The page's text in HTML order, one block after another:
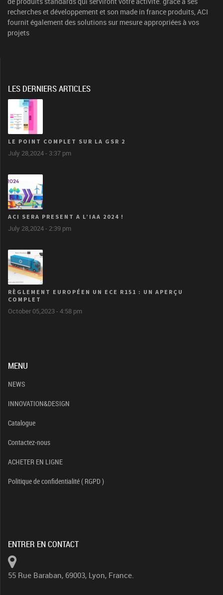
recherches et développement et son made in france produits, ACI
fournit également des solutions sur mesure appropriées à vos
projets
LES DERNIERS ARTICLES
LE POINT COMPLET SUR LA GSR 2
July 28,2024 - 3:37 pm
ACI SERA PRESENT A L’IAA 2024 !
July 28,2024 - 2:39 pm
RÈGLEMENT EUROPÉEN UN ECE R151 : UN APERÇU
COMPLET
October 05,2023 - 4:58 pm
MENU
NEWS
INNOVATION&DESIGN
Catalogue
Contactez-nous
ACHETER EN LIGNE
Politique de confidentialité ( RGPD )
ENTRER EN CONTACT
55 Rue Baraban, 69003, Lyon, France.